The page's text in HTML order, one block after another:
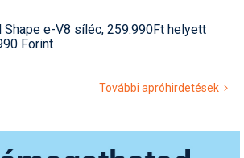
Shape e-V8 síléc, 259.990Ft helyett
Forint
További apróhirdetések